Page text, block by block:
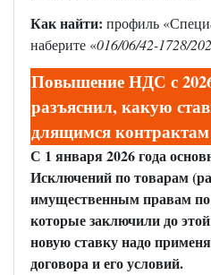
Как найти: профиль
наберите «016/06/42-1728/
Повышение НДС с
разъяснил, какую
длящимся контрактам
С 1 января 2026 года
Исключений по товарам
имущественным правам
которые заключили до
новую ставку надо
договора и его условий.